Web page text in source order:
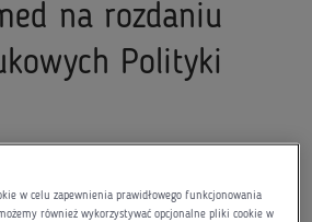
na rozdaniu
Polityki
w celu zapewnienia prawidłowego funkcjonowania
również wykorzystywać opcjonalne pliki cookie w